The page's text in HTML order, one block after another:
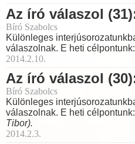
Az író válaszol
Bíró Szabolcs
Különleges
válaszolnak. E heti célpontunk:
2014.2.10.
Az író válaszol
Bíró Szabolcs
Különleges
válaszolnak. E heti célpontunk:
Tibor).
2014.2.3.